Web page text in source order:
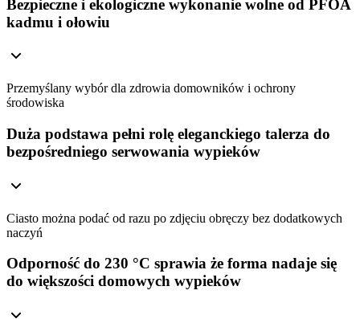
Bezpieczne i ekologiczne wykonanie wolne od PFOA
kadmu i ołowiu
Przemyślany wybór dla zdrowia domowników i ochrony
środowiska
Duża podstawa pełni rolę eleganckiego talerza do
bezpośredniego serwowania wypieków
Ciasto można podać od razu po zdjęciu obręczy bez dodatkowych
naczyń
Odporność do 230 °C sprawia że forma nadaje się
do większości domowych wypieków